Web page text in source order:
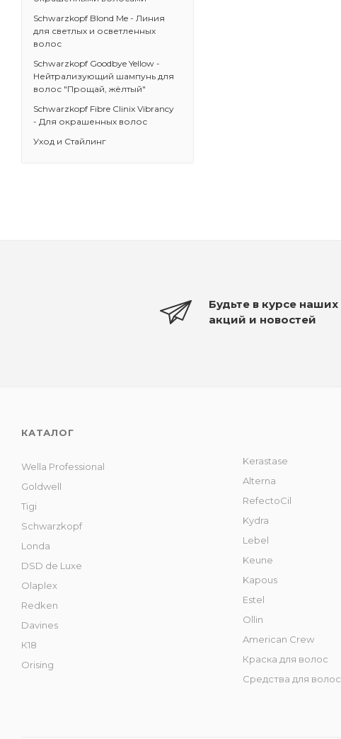
Schwarzkopf Blond Me - Линия
для светлых и осветленных
волос
Schwarzkopf Goodbye Yellow -
Нейтрализующий шампунь для
волос "Прощай, жёлтый"
Schwarzkopf Fibre Clinix Vibrancy
- Для окрашенных волос
Уход и Стайлинг
Будьте в курсе наших
акций и новостей
КАТАЛОГ
Wella Professional
Goldwell
Tigi
Schwarzkopf
Londa
DSD de Luxe
Olaplex
Redken
Davines
К18
Orising
Kerastase
Alterna
RefectoCil
Kydra
Lebel
Keune
Kapous
Estel
Ollin
American Crew
Краска для волос
Средства для волос